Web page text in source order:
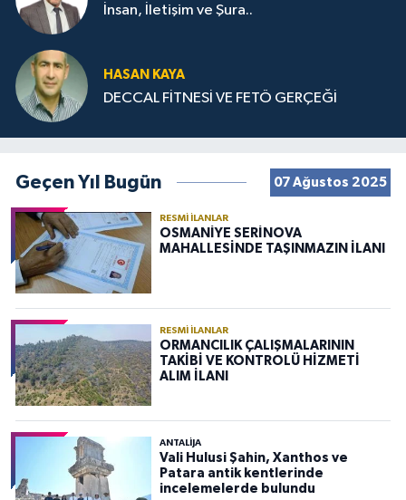
İnsan, İletişim ve Şura..
HASAN KAYA
DECCAL FİTNESİ VE FETÖ GERÇEĞİ
Geçen Yıl Bugün 07 Ağustos 2025
RESMI İLANLAR
OSMANİYE SERİNOVA
MAHALLESİNDE TAŞINMAZIN İLANI
RESMI İLANLAR
ORMANCILIK ÇALIŞMALARININ
TAKİBİ VE KONTROLÜ HİZMETİ
ALIM İLANI
ANTALIJA
Vali Hulusi Şahin, Xanthos ve
Patara antik kentlerinde
incelemelerde bulundu